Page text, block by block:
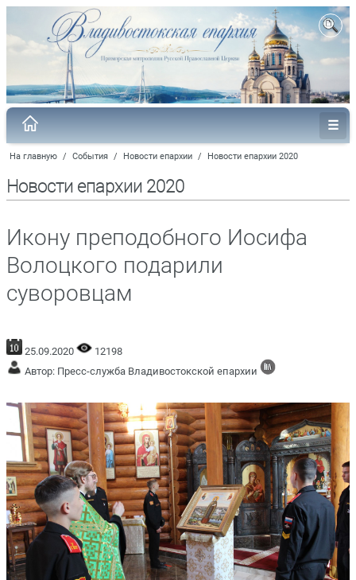
На главную / События / Новости епархии / Новости епархии 2020
Новости епархии 2020
Икону преподобного Иосифа
Волоцкого подарили
суворовцам
25.09.2020
12198
Автор: Пресс-служба Владивостокской епархии